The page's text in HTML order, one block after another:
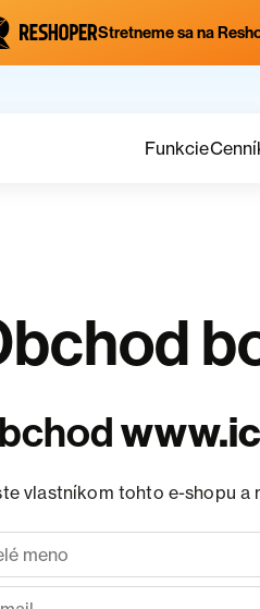
Stretneme sa na
Funkcie
vlastníkom tohto e-shopu a